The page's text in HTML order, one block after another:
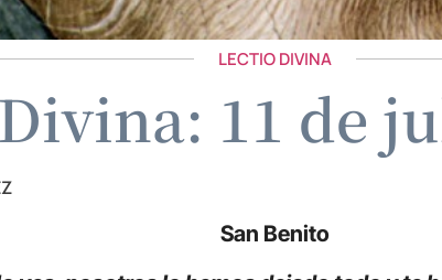
LECTIO DIVINA
11 de
San Benito